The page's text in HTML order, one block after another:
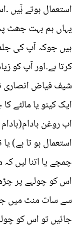
استعمال ہوتے ہٰٓیں
یہاں ہم بہت جھٹ پٹ
ہیں جوکہ آپ کی
کرتا ہے۔اور آپ کو
شیف فیاض انصاری
ایک کینو یا مالٹے
اب روغن
استعمال ہو تا ہے)
چمچے یا اتنا لیں
اس کو چولہے پر
سے سات منٹ میں
جائیں تو اس کو